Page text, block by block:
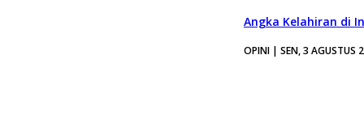
Angka Kelahiran di
OPINI | SEN, 3 AGUSTUS